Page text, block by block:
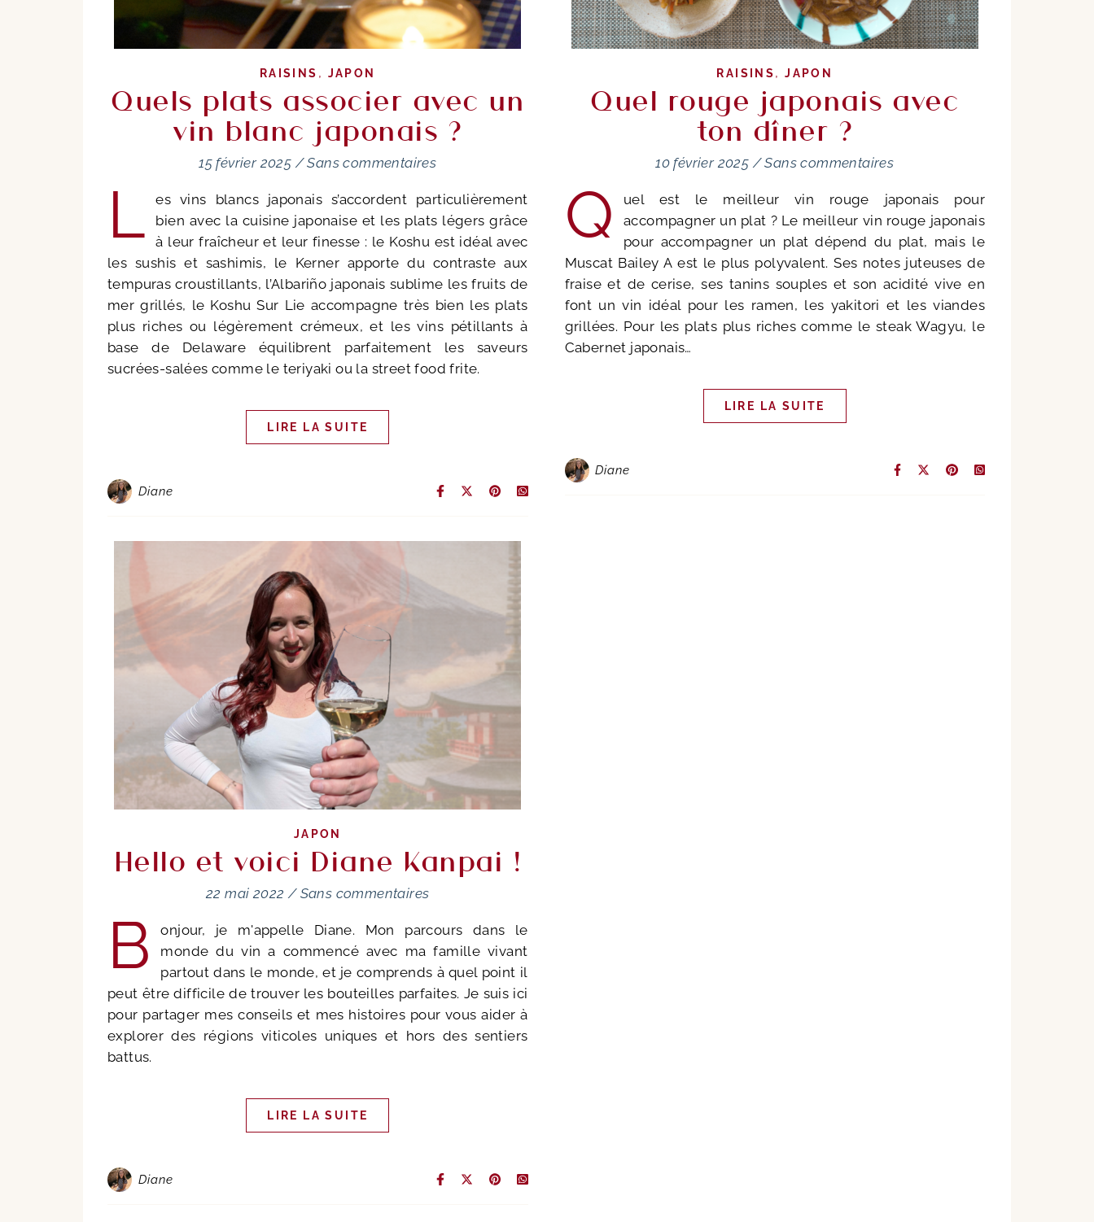
RAISINS , JAPON
Quels plats associer avec un
vin blanc japonais ?
15 février 2025 / Sans commentaires
L
es vins blancs japonais s’accordent particulièrement
bien avec la cuisine japonaise et les plats légers grâce
à leur fraîcheur et leur finesse : le Koshu est idéal avec
les sushis et sashimis, le Kerner apporte du contraste aux
tempuras croustillants, l’Albariño japonais sublime les fruits de
mer grillés, le Koshu Sur Lie accompagne très bien les plats
plus riches ou légèrement crémeux, et les vins pétillants à
base de Delaware équilibrent parfaitement les saveurs
sucrées-salées comme le teriyaki ou la street food frite.
LIRE LA SUITE
Diane
RAISINS,JAPON
Quel rouge japonais avec
ton dîner ?
10 février 2025 / Sans commentaires
Q
uel est le meilleur vin rouge japonais pour
accompagner un plat ? Le meilleur vin rouge japonais
pour accompagner un plat dépend du plat, mais le
Muscat Bailey A est le plus polyvalent. Ses notes juteuses de
fraise et de cerise, ses tanins souples et son acidité vive en
font un vin idéal pour les ramen, les yakitori et les viandes
grillées. Pour les plats plus riches comme le steak Wagyu, le
Cabernet japonais…
LIRE LA SUITE
Diane
JAPON
Hello et voici Diane Kanpai !
22 mai 2022 / Sans commentaires
B
onjour, je m'appelle Diane. Mon parcours dans le
monde du vin a commencé avec ma famille vivant
partout dans le monde, et je comprends à quel point il
peut être difficile de trouver les bouteilles parfaites. Je suis ici
pour partager mes conseils et mes histoires pour vous aider à
explorer des régions viticoles uniques et hors des sentiers
battus.
LIRE LA SUITE
Diane